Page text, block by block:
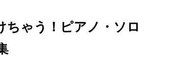
ちゃう！ピアノ・ソロ